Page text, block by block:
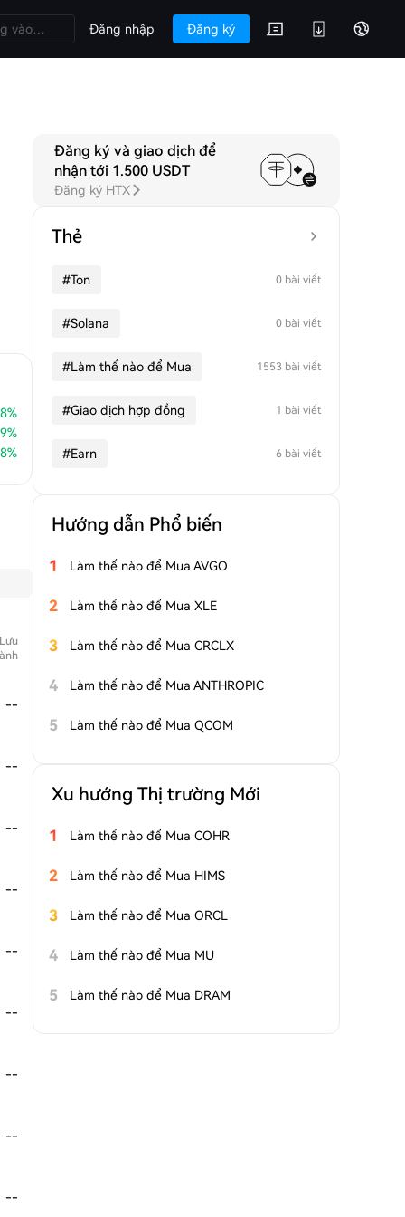
Đăng nhập Đăng ký
%
%
%
--
--
--
--
--
--
--
--
--
Đăng ký và giao dịch để
nhận tới 1.500 USDT
Đăng ký HTX
Thẻ
#Ton 0 bài viết
#Solana 0 bài viết
#Làm thế nào để Mua 1553 bài viết
#Giao dịch hợp đồng 1 bài viết
#Earn 6 bài viết
Hướng dẫn Phổ biến
1 Làm thế nào để Mua AVGO
2 Làm thế nào để Mua XLE
3 Làm thế nào để Mua CRCLX
4 Làm thế nào để Mua ANTHROPIC
5 Làm thế nào để Mua QCOM
Xu hướng Thị trường Mới
1 Làm thế nào để Mua COHR
2 Làm thế nào để Mua HIMS
3 Làm thế nào để Mua ORCL
4 Làm thế nào để Mua MU
5 Làm thế nào để Mua DRAM